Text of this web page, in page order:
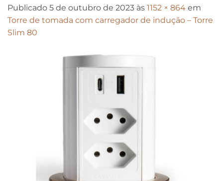
Publicado 5 de outubro de 2023 às 1152 × 864 em
Torre de tomada com carregador de indução – Torre
Slim 80